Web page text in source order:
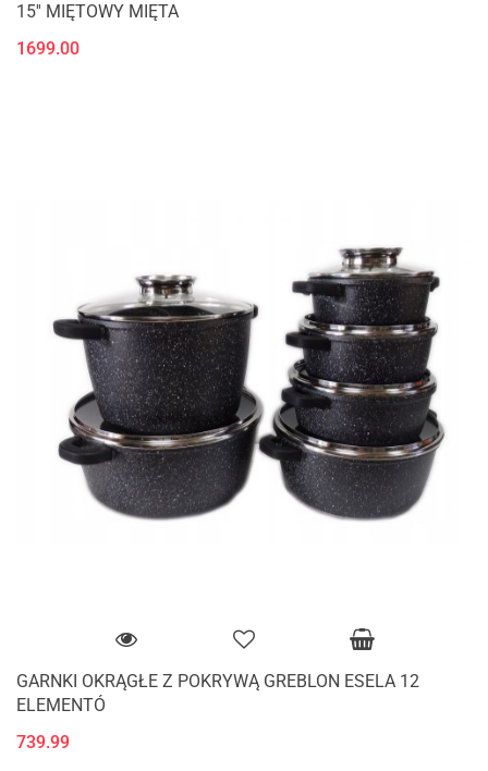
15'' MIĘTOWY MIĘTA
1699.00
GARNKI OKRĄGŁE Z POKRYWĄ GREBLON ESELA 12
ELEMENTÓ
739.99